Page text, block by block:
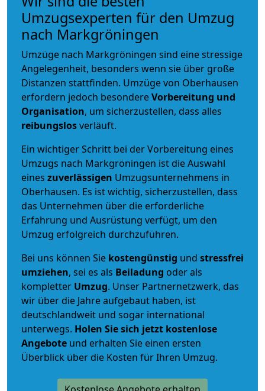
Umzugsexperten für den Umzug
nach Markgröningen
Umzüge nach Markgröningen sind eine stressige
Angelegenheit, besonders wenn sie über große
Distanzen stattfinden. Umzüge von Oberhausen
erfordern jedoch besondereVorbereitung und
Organisation, um sicherzustellen, dass alles
reibungslosverläuft.
Ein wichtiger Schritt bei der Vorbereitung eines
Umzugs nach Markgröningen ist die Auswahl
eines zuverlässigen Umzugsunternehmens in
Oberhausen. Es ist wichtig, sicherzustellen, dass
das Unternehmen über die erforderliche
Erfahrung und Ausrüstung verfügt, um den
Umzug erfolgreich durchzuführen.
Bei uns können Sie kostengünstig und stressfrei
umziehen, sei es als Beiladung oder als
kompletter Umzug. Unser Partnernetzwerk, das
wir über die Jahre aufgebaut haben, ist
deutschlandweit und sogar international
unterwegs. Holen Sie sich jetzt kostenlose
Angebote und erhalten Sie einen ersten
Überblick über die Kosten für Ihren Umzug.